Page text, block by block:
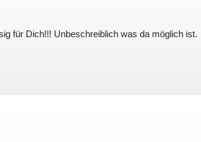
für Dich!!! Unbeschreiblich was da möglich ist.